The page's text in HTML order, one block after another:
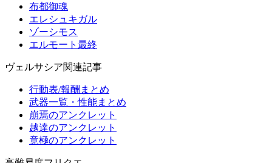
布都御魂
エレシュキガル
ゾーシモス
エルモート最終
ヴェルサシア関連記事
行動表/報酬まとめ
武器一覧・性能まとめ
崩焉のアンクレット
越達のアンクレット
竟極のアンクレット